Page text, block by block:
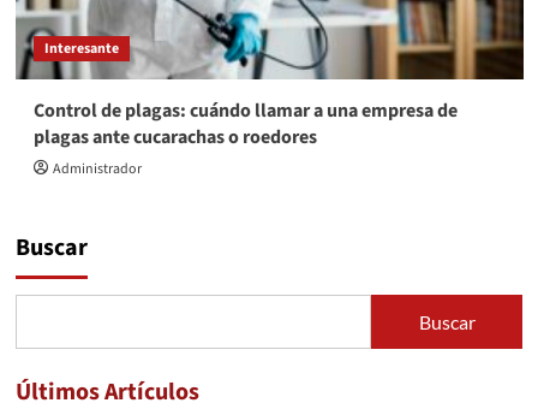
Interesante
Control de plagas: cuándo llamar a una empresa de
plagas ante cucarachas o roedores
Administrador
Buscar
Buscar
Últimos Artículos